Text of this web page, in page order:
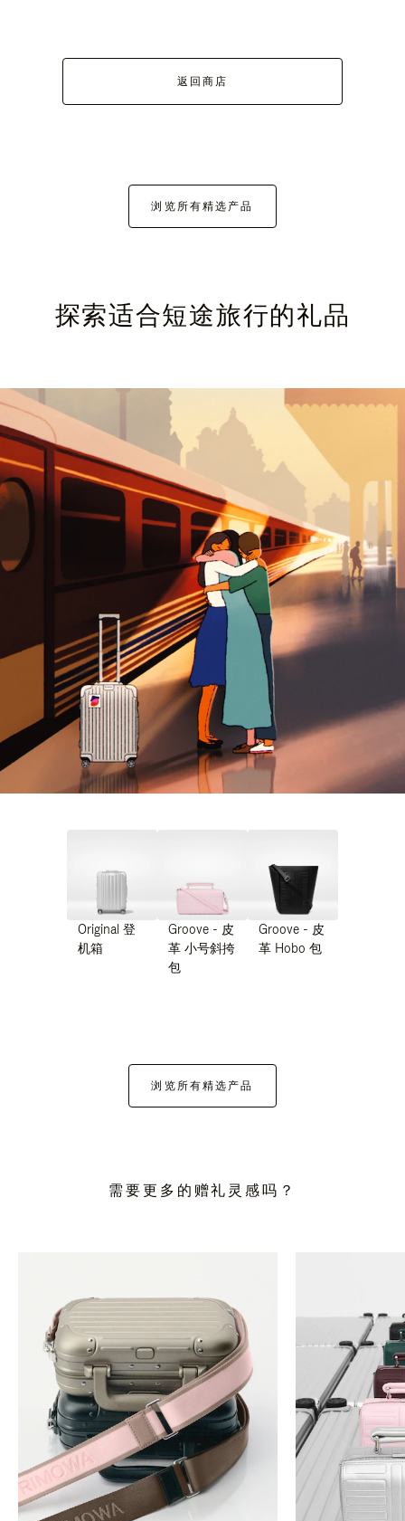
返回商店
浏览所有精选产品
探索适合短途旅行的礼品
Original 登
机箱
Groove - 皮
革 小号斜挎
包
Groove - 皮
革 Hobo 包
浏览所有精选产品
需要更多的赠礼灵感吗？